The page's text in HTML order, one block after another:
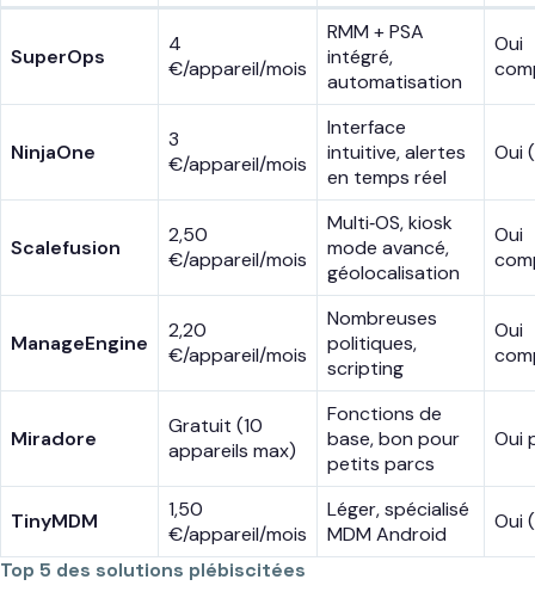
SuperOps
4
€/appareil/mois
RMM + PSA
intégré,
automatisation
Oui
NinjaOne
3
€/appareil/mois
Interface
intuitive, alertes
en temps réel
Oui
Scalefusion
2,50
€/appareil/mois
Multi‑OS, kiosk
mode avancé,
géolocalisation
Oui
ManageEngine
2,20
€/appareil/mois
Nombreuses
politiques,
scripting
Oui
Miradore
Gratuit (10
appareils max)
Fonctions de
base, bon pour
petits parcs
Oui
TinyMDM
1,50
€/appareil/mois
Léger, spécialisé
MDM Android
Oui
Top 5 des solutions plébiscitées